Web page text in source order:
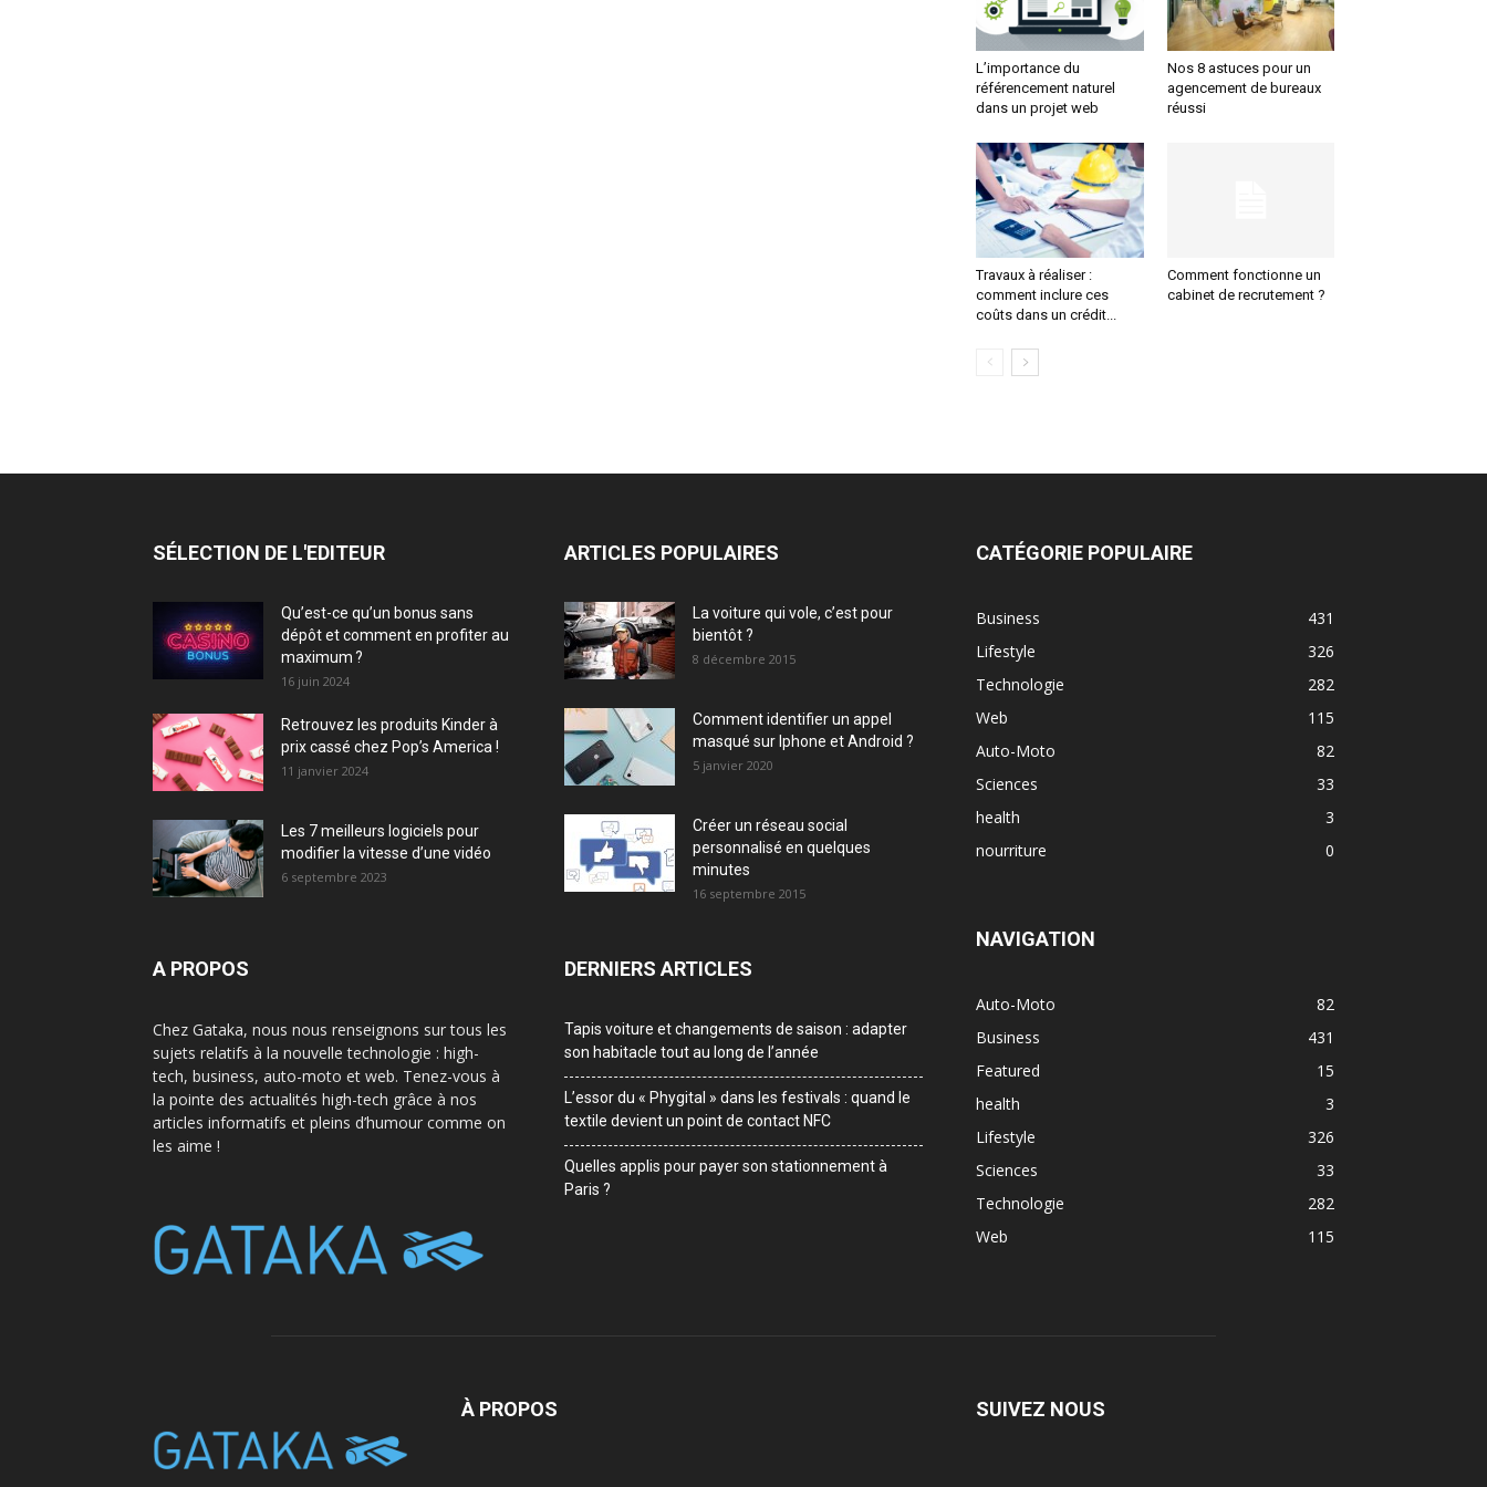
L’importance du
référencement naturel
dans un projet web
Nos 8 astuces pour un
agencement de bureaux
réussi
Travaux à réaliser :
comment inclure ces
coûts dans un crédit...
Comment fonctionne un
cabinet de recrutement ?
SÉLECTION DE L'EDITEUR
Qu’est-ce qu’un bonus sans
dépôt et comment en profiter au
maximum ?
16 juin 2024
Retrouvez les produits Kinder à
prix cassé chez Pop’s America !
11 janvier 2024
Les 7 meilleurs logiciels pour
modifier la vitesse d’une vidéo
6 septembre 2023
A PROPOS
Chez Gataka, nous nous renseignons sur tous les
sujets relatifs à la nouvelle technologie : high-
tech, business, auto-moto et web. Tenez-vous à
la pointe des actualités high-tech grâce à nos
articles informatifs et pleins d’humour comme on
les aime !
ARTICLES POPULAIRES
La voiture qui vole, c’est pour
bientôt ?
8 décembre 2015
Comment identifier un appel
masqué sur Iphone et Android ?
5 janvier 2020
Créer un réseau social
personnalisé en quelques
minutes
16 septembre 2015
DERNIERS ARTICLES
Tapis voiture et changements de saison : adapter
son habitacle tout au long de l’année
L’essor du « Phygital » dans les festivals : quand le
textile devient un point de contact NFC
Quelles applis pour payer son stationnement à
Paris ?
CATÉGORIE POPULAIRE
Business
431
Lifestyle
326
Technologie
282
Web
115
Auto-Moto
82
Sciences
33
health
3
nourriture
0
NAVIGATION
Auto-Moto
82
Business
431
Featured
15
health
3
Lifestyle
326
Sciences
33
Technologie
282
Web
115
À PROPOS SUIVEZ NOUS